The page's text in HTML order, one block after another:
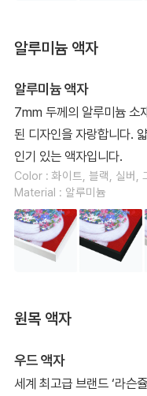
알루미늄 액자
알루미늄 액자
7mm 두께의 알루미늄 소
된 디자인을 자랑합니다.
인기 있는 액자입니다.
Color : 화이트, 블랙, 실버,
Material : 알루미늄
원목 액자
우드 액자
세계 최고급 브랜드 ‘라슨